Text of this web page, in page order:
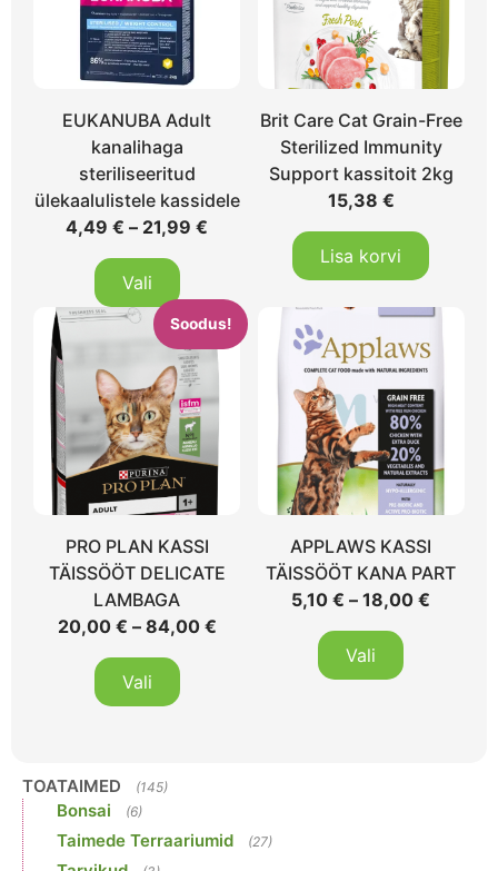
EUKANUBA Adult
kanalihaga
steriliseeritud
ülekaalulistele kassidele
4,49€ – 21,99€
Vali
Brit Care Cat Grain-Free
Sterilized Immunity
Support kassitoit 2kg
15,38 €
Lisa korvi
Soodus!
PRO PLAN KASSI
TÄISSÖÖT DELICATE
LAMBAGA
20,00 € – 84,00 €
Vali
APPLAWS KASSI
TÄISSÖÖT KANA PART
5,10€ – 18,00€
Vali
TOATAIMED (145)
Bonsai (6)
Taimede Terraariumid (27)